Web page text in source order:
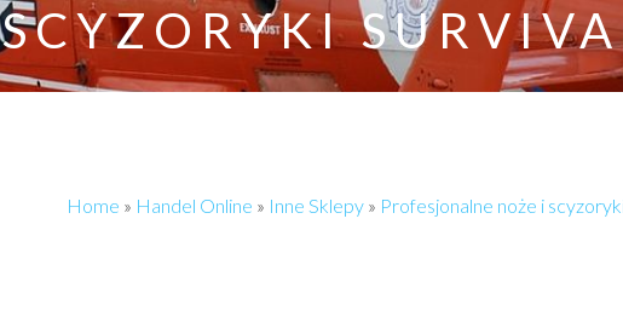
SCYZORYKI
Home » Handel Online » Inne Sklepy » Profesjonalne noże i